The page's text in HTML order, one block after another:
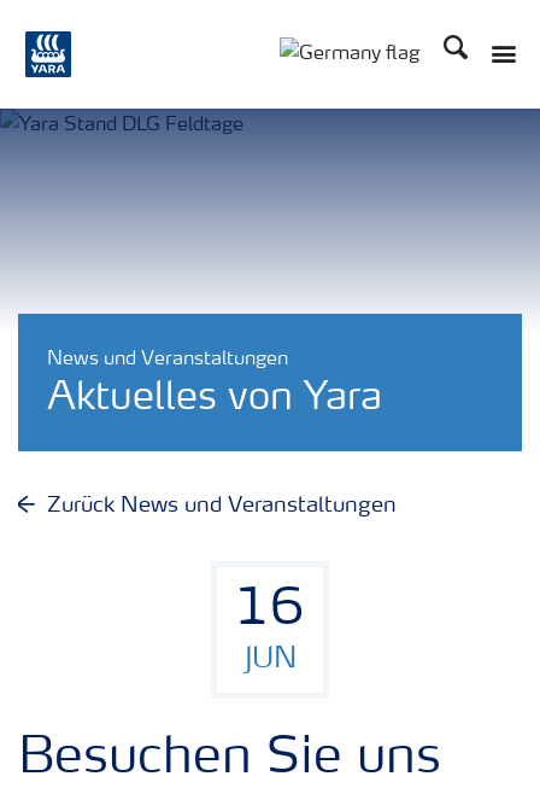
Suchen
News und Veranstaltungen
Aktuelles von Yara
Zurück News und Veranstaltungen
16
JUN
Besuchen Sie uns